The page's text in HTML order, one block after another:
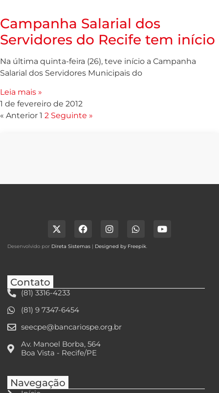
Campanha Salarial dos
Servidores do Recife tem início
Na última quinta-feira (26), teve início a Campanha
Salarial dos Servidores Municipais do
Leia mais »
1 de fevereiro de 2012
« Anterior 1 2 Seguinte »
Desenvolvido por Direta Sistemas | Designed by Freepik
Contato
(81) 3316-4233
(81) 9 7347-6454
seecpe@bancariospe.org.br
Av. Manoel Borba, 564
Boa Vista - Recife/PE
Navegação